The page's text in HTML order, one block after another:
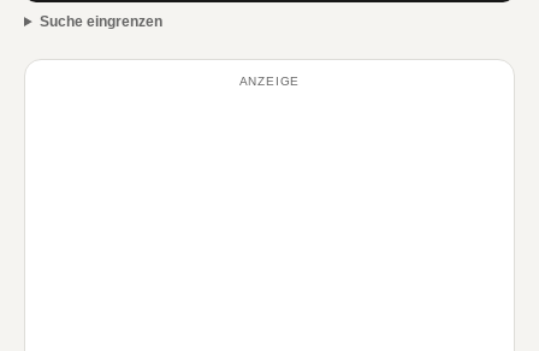
Suche eingrenzen
ANZEIGE